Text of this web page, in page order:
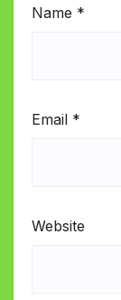
Name *
Email *
Website